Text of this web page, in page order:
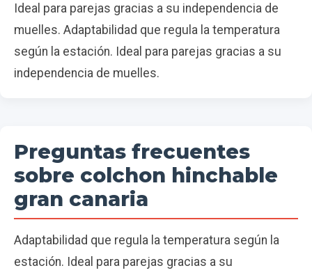
Ideal para parejas gracias a su independencia de
muelles. Adaptabilidad que regula la temperatura
según la estación. Ideal para parejas gracias a su
independencia de muelles.
Preguntas frecuentes
sobre colchon hinchable
gran canaria
Adaptabilidad que regula la temperatura según la
estación. Ideal para parejas gracias a su